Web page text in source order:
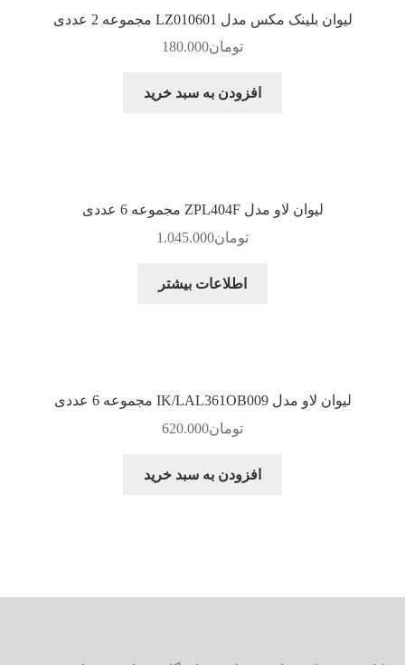
لیوان بلینک مکس مدل LZ010601 مجموعه 2 عددی
تومان180.000
افزودن به سبد خرید
لیوان لاو مدل ZPL404F مجموعه 6 عددی
تومان1.045.000
اطلاعات بیشتر
لیوان لاو مدل IK/LAL361OB009 مجموعه 6 عددی
تومان620.000
افزودن به سبد خرید